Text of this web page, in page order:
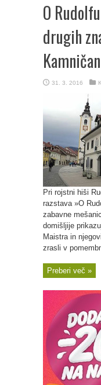
O
drugih
31. 3. 2016
Pri rojstni hiši
razstava »O
zabavne
domišljije
Maistra in
zrasli v
Preberi več »